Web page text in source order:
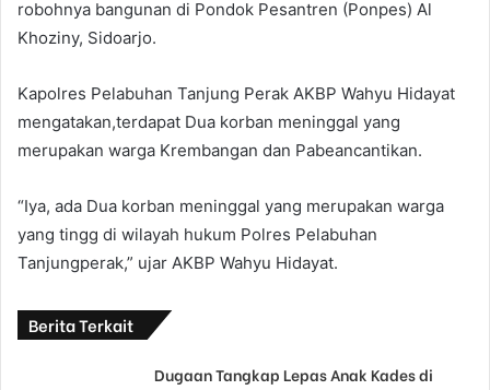
a
i
robohnya bangunan di Pondok Pesantren (Ponpes) Al
Khoziny, Sidoarjo.
Kapolres Pelabuhan Tanjung Perak AKBP Wahyu Hidayat
mengatakan,terdapat Dua korban meninggal yang
merupakan warga Krembangan dan Pabeancantikan.
“Iya, ada Dua korban meninggal yang merupakan warga
yang tingg di wilayah hukum Polres Pelabuhan
Tanjungperak,” ujar AKBP Wahyu Hidayat.
Berita Terkait
Dugaan Tangkap Lepas Anak Kades di